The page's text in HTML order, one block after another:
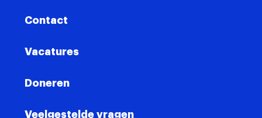
Contact
Vacatures
Doneren
Veelgestelde vragen